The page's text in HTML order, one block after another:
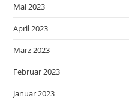
Mai 2023
April 2023
März 2023
Februar 2023
Januar 2023